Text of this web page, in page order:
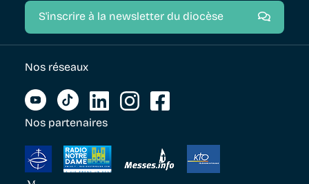
S'inscrire à la newsletter du diocèse
Nos réseaux
Nos partenaires